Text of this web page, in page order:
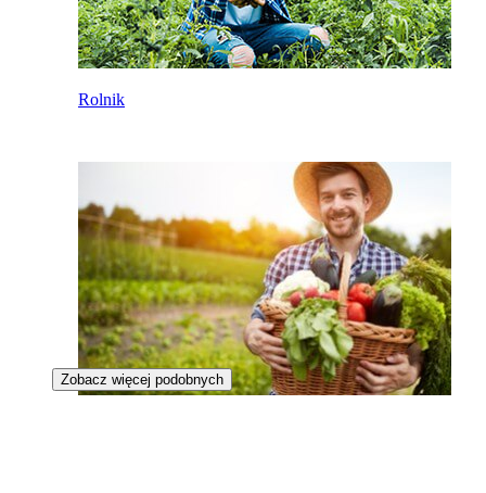
Rolnik
Zobacz więcej podobnych